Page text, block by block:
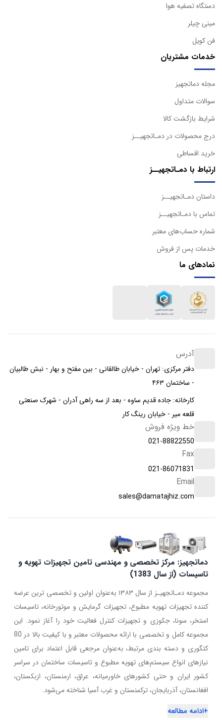
دستگاه تصفيه هوا
مینی چیلر
فن کویل
خدمات مشتریان
مجله دماتجهیز
سوالات متداول
شرایط بازگشت کالا
درج محصولات در دمـاتجهیــز
خرید اقساطی
ارتباط با دمـاتجهیــز
داستان دمـاتجهیــز
تماس با دمـاتجهیــز
شماره حساب‌های معتبر
خدمات پس از فروش
نمادهای ما
آدرس
دفتر مرکزی: تهران - خیابان طالقانی - بین مفتح و بهار - نبش طالبیان
- ساختمان ۴۶۳
کارخانه: جاده قدیم ساوه - بعد از سه راهی آدران - شهرک صنعتی
قلعه میر - خیابان رینگ کار
خط ویژه فروش
021-88822550
Fax
021-86071831
Email
sales@damatajhiz.com
دماتجهیز: مرکز تخصصی و مهندسی تامین تجهیزات تهویه و
تاسیسات (از سال 1383)
مجموعه دمـاتجهیـز از سال ۱۳۸۳ به‌عنوان اولین و تخصصی ترین عرضه
کننده تجهیزات تهویه مطبوع، تجهیزات گرمایش و موتورخانه، تاسیسات
استخر، سونا، جکوزی و تجهیزات کنترل فعالیت خود را آغاز نمود. این
مجموعه کامل و تخصصی با ارائه محصولات معتبر و با کیفیت بالا در 80
کتگوری و دسته بندی مرتبط، به‌عنوان مرجعی قابل اعتماد برای تامین
نیازهای انواع سیستم‌های تهویه مطبوع و تاسیسات ساختمان در سراسر
کشور ایران و حتی کشورهای خاورمیانه، عراق، ارمنستان، ازبکستان،
افغانستان، آذربایجان، ترکمنستان و غرب آسیا شناخته می‌شود.
+ادامه مطالعه